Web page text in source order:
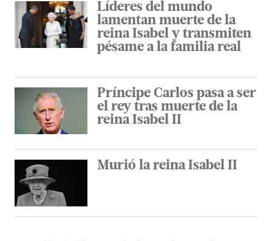
Líderes del mundo
lamentan muerte de la
reina Isabel y transmiten
pésame a la familia real
Príncipe Carlos pasa a ser
el rey tras muerte de la
reina Isabel II
Murió la reina Isabel II